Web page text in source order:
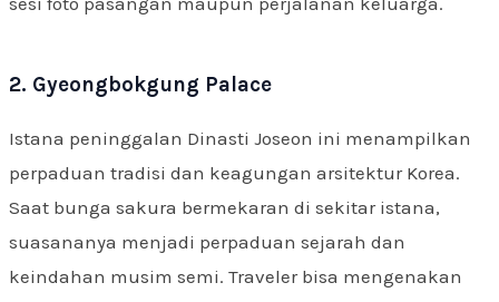
2. Gyeongbokgung Palace
Istana peninggalan Dinasti Joseon ini menampilkan
perpaduan tradisi dan keagungan arsitektur Korea.
Saat bunga sakura bermekaran di sekitar istana,
suasananya menjadi perpaduan sejarah dan
keindahan musim semi. Traveler bisa mengenakan